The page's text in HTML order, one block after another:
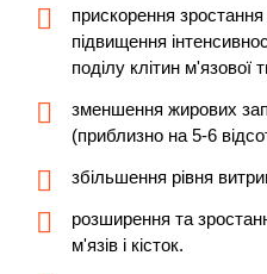
прискорення
підвищення
поділу клітин м'язової
зменшення жирових
(приблизно на 5-6
збільшення рівня
розширення та
м'язів і кісток.